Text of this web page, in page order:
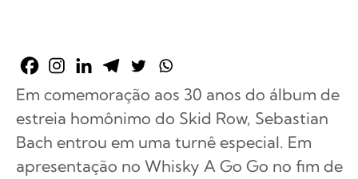
Em comemoração aos 30 anos do álbum de
estreia homônimo do Skid Row, Sebastian
Bach entrou em uma turnê especial. Em
apresentação no Whisky A Go Go no fim de